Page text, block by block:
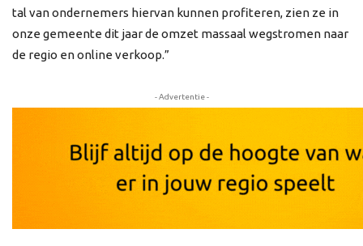
tal van ondernemers hiervan kunnen profiteren, zien ze in
onze gemeente dit jaar de omzet massaal wegstromen naar
de regio en online verkoop.”
- Advertentie -